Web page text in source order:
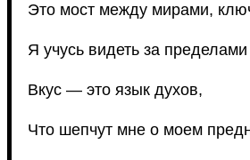
Это мост между мирами,
Я учусь видеть за
Вкус — это язык духов,
Что шепчут мне о моем